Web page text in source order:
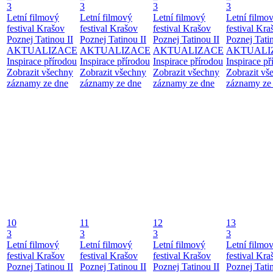
3
Letní filmový
festival Krašov
Poznej Tatinou II
AKTUALIZACE
Inspirace přírodou
Zobrazit všechny
záznamy ze dne
3
Letní filmový
festival Krašov
Poznej Tatinou II
AKTUALIZACE
Inspirace přírodou
Zobrazit všechny
záznamy ze dne
3
Letní filmový
festival Krašov
Poznej Tatinou II
AKTUALIZACE
Inspirace přírodou
Zobrazit všechny
záznamy ze dne
3
Letní
festival
Poznej
Inspirace
Zobrazit
záznamy
10
3
Letní filmový
festival Krašov
Poznej Tatinou II
11
3
Letní filmový
festival Krašov
Poznej Tatinou II
12
3
Letní filmový
festival Krašov
Poznej Tatinou II
13
3
Letní
festival
Poznej